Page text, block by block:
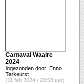
Carnaval Waalre
2024
Ingezonden door: Enno
Terkeurst
(11 feb 2024 / 20:58 uur)